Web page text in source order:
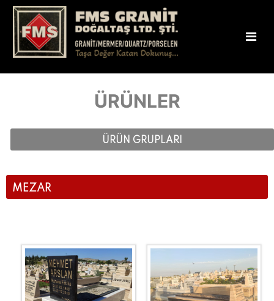
ÜRÜNLER
ÜRÜN GRUPLARI
MEZAR